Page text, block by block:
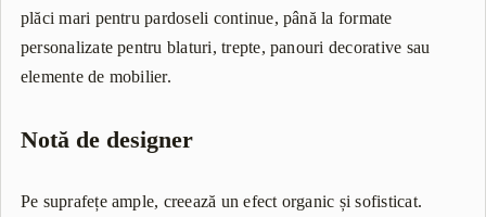
plăci mari pentru pardoseli continue, până la formate
personalizate pentru blaturi, trepte, panouri decorative sau
elemente de mobilier.
Notă de designer
Pe suprafețe ample, creează un efect organic și sofisticat.